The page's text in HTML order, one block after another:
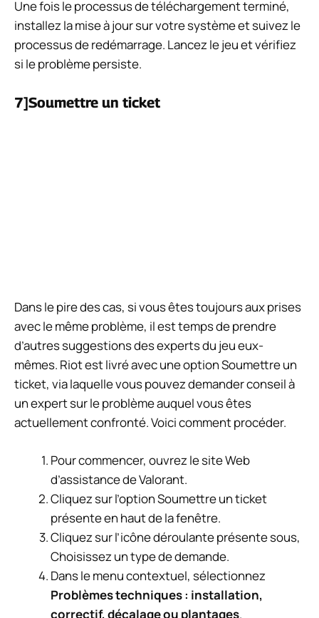
Une fois le processus de téléchargement terminé,
installez la mise à jour sur votre système et suivez le
processus de redémarrage. Lancez le jeu et vérifiez
si le problème persiste.
7]Soumettre un ticket
Dans le pire des cas, si vous êtes toujours aux prises
avec le même problème, il est temps de prendre
d’autres suggestions des experts du jeu eux-
mêmes. Riot est livré avec une option Soumettre un
ticket, via laquelle vous pouvez demander conseil à
un expert sur le problème auquel vous êtes
actuellement confronté. Voici comment procéder.
Pour commencer, ouvrez le site Web
d’assistance de Valorant.
Cliquez sur l’option Soumettre un ticket
présente en haut de la fenêtre.
Cliquez sur l’icône déroulante présente sous,
Choisissez un type de demande.
Dans le menu contextuel, sélectionnez
Problèmes techniques : installation,
correctif, décalage ou plantages.